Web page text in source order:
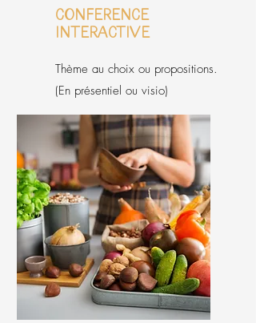
Conférence
interactive
Thème au choix ou propositions.
(En présentiel ou visio)